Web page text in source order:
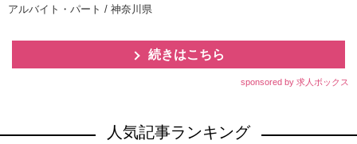
アルバイト・パート / 神奈川県
続きはこちら
sponsored by 求人ボックス
人気記事ランキング